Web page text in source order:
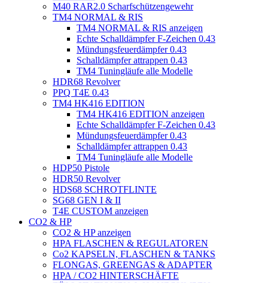
M40 RAR2.0 Scharfschützengewehr
TM4 NORMAL & RIS
TM4 NORMAL & RIS anzeigen
Echte Schalldämpfer F-Zeichen 0.43
Mündungsfeuerdämpfer 0.43
Schalldämpfer attrappen 0.43
TM4 Tuningläufe alle Modelle
HDR68 Revolver
PPQ T4E 0.43
TM4 HK416 EDITION
TM4 HK416 EDITION anzeigen
Echte Schalldämpfer F-Zeichen 0.43
Mündungsfeuerdämpfer 0.43
Schalldämpfer attrappen 0.43
TM4 Tuningläufe alle Modelle
HDP50 Pistole
HDR50 Revolver
HDS68 SCHROTFLINTE
SG68 GEN I & II
T4E CUSTOM anzeigen
CO2 & HP
CO2 & HP anzeigen
HPA FLASCHEN & REGULATOREN
Co2 KAPSELN, FLASCHEN & TANKS
FLONGAS, GREENGAS & ADAPTER
HPA / CO2 HINTERSCHÄFTE